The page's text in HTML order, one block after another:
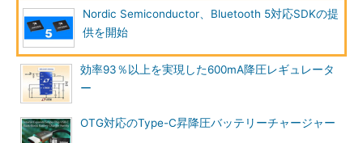
Nordic Semiconductor、Bluetooth 5対応SDKの提
供を開始
効率93％以上を実現した600mA降圧レギュレータ
ー
OTG対応のType-C昇降圧バッテリーチャージャー